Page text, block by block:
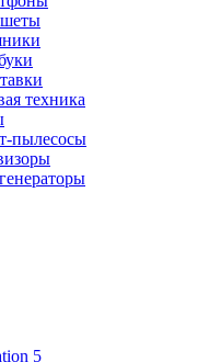
техника
пылесосы
5